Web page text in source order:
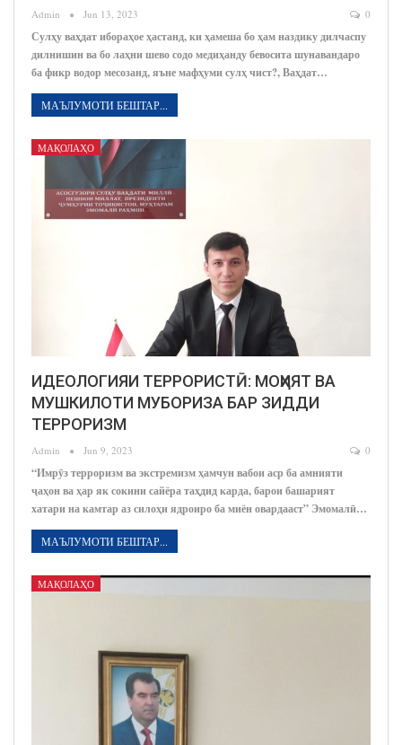
Admin Jun 13, 2023 0
Сулҳу ваҳдат ибораҳое ҳастанд, ки ҳамеша бо ҳам наздику дилчаспу
дилнишин ва бо лаҳни шево содо медиҳанду бевосита шунавандаро
ба фикр водор месозанд, яъне мафҳуми сулҳ чист?, Ваҳдат…
МАЪЛУМОТИ БЕШТАР...
МАҚОЛАҲО
ИДЕОЛОГИЯИ ТЕРРОРИСТӢ: МОҲИЯТ ВА
МУШКИЛОТИ МУБОРИЗА БАР ЗИДДИ
ТЕРРОРИЗМ
Admin Jun 9, 2023 0
“Имрӯз терроризм ва экстремизм ҳамчун вабои аср ба амнияти
ҷаҳон ва ҳар як сокини сайёра таҳдид карда, барои башарият
хатари на камтар аз силоҳи ядроиро ба миён овардааст” Эмомалӣ…
МАЪЛУМОТИ БЕШТАР...
МАҚОЛАҲО